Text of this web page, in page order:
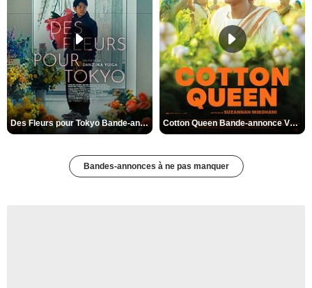
Des Fleurs pour Tokyo Bande-annonce VO STFR Cotton Queen Bande-annonce VO STFR
Bandes-annonces à ne pas manquer